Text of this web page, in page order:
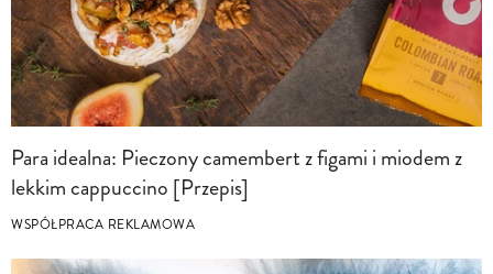
Para idealna: Pieczony camembert z figami i miodem z
lekkim cappuccino [Przepis]
WSPÓŁPRACA REKLAMOWA